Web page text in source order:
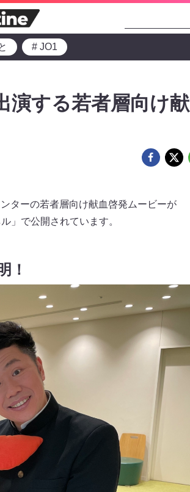
# JO1
演する若者層向け献
ターの若者層向け献血啓発ムービーが
」で公開されています。
！